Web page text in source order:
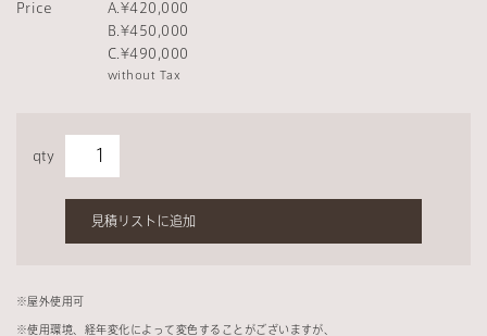
Price
A.¥420,000
B.¥450,000
C.¥490,000
without Tax
qty
見積リストに追加
※ 屋外使用可
※使用環境、経年変化によって変色することがございますが、